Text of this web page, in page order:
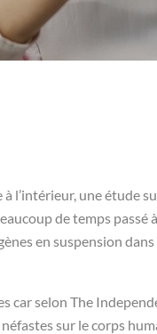
l’intérieur, une étude
de temps passé
en suspension dans
car selon The
sur le corps